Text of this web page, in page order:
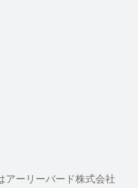
アーリーバード株式会社